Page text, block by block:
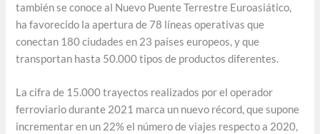
también se conoce al Nuevo Puente Terrestre Euroasiático,
ha favorecido la apertura de 78 líneas operativas que
conectan 180 ciudades en 23 países europeos, y que
transportan hasta 50.000 tipos de productos diferentes.
La cifra de 15.000 trayectos realizados por el operador
ferroviario durante 2021 marca un nuevo récord, que supone
incrementar en un 22% el número de viajes respecto a 2020,